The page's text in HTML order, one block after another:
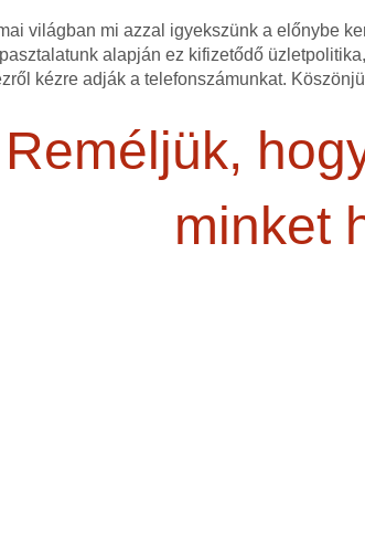
világban mi azzal igyekszünk a előnybe
alapján ez kifizetődő
kézre adják a telefonszámunkat.
Reméljük,
minket